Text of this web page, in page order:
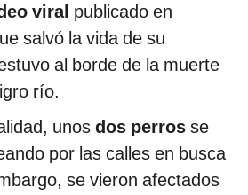
viral publicado en
salvó la vida de su
al borde de la muerte
río.
unos dos perros se
por las calles en busca
se vieron afectados